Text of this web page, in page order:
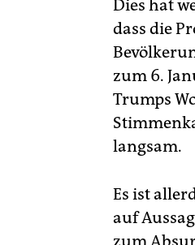
Dies hat
dass die
zum 6.
Trumps
langsam.
Es ist
auf
zum